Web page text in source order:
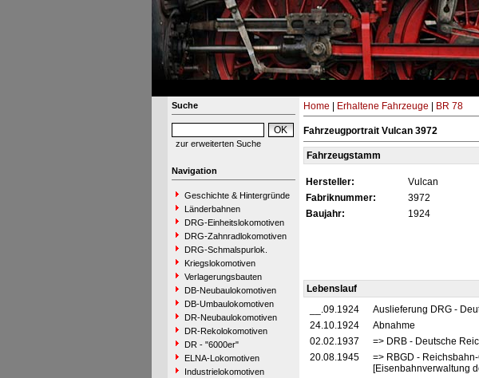
Suche
zur erweiterten Suche
Navigation
Geschichte & Hintergründe
Länderbahnen
DRG-Einheitslokomotiven
DRG-Zahnradlokomotiven
DRG-Schmalspurlok.
Kriegslokomotiven
Verlagerungsbauten
DB-Neubaulokomotiven
DB-Umbaulokomotiven
DR-Neubaulokomotiven
DR-Rekolokomotiven
DR - "6000er"
ELNA-Lokomotiven
Industrielokomotiven
Home Erhaltene Fahrzeuge BR 78
Fahrzeugportrait Vulcan 3972
Fahrzeugstamm
Hersteller: Vulcan
Fabriknummer:
3972
Baujahr:
1924
Lebenslauf
__.09.1924
Auslieferung DRG -
24.10.1924
Abnahme
02.02.1937
=> DRB - Deutsche
20.08.1945
=> RBGD -
[Eisenbahnverwaltung